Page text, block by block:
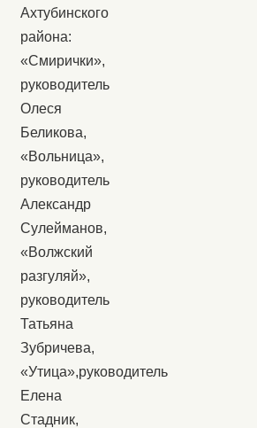
Ахтубинского
района:
«Смирички»,
руководитель
Олеся
Беликова,
«Вольница»,
руководитель
Александр
Сулейманов,
«Волжский
разгуляй»,
руководитель
Татьяна
Зубричева,
«Утица»,руководитель
Елена
Стадник,